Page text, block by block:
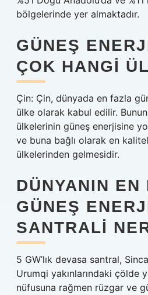
bölgelerinde yer almaktadır.
GÜNEŞ
ÇOK HANGI
Çin: Çin, dünyada en fazla
ülke olarak kabul edilir.
ülkelerinin güneş enerjisine
ve buna bağlı olarak en
ülkelerinden gelmesidir.
DÜNYANIN EN
GÜNEŞ
SANTRALI
5 GW’lık devasa santral,
Urumqi yakınlarındaki çölde
nüfusuna rağmen rüzgar ve